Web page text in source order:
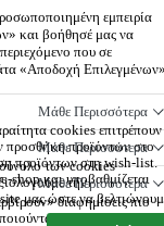
εμπειρία
και βοήθησέ μας να
που σε
«Αποδοχή
Μάθε Περισσότερα
cookies επιτρέπουν
προσθήκη προϊόντων στο
προϊόντων στη wish-list.
shop και υποβαθμίζεται
Μάθε Περισσότερα
των cookies
την
μας ώστε να
Μάθε Περισσότερα
διαφημίσεις πιο
επίσης για την